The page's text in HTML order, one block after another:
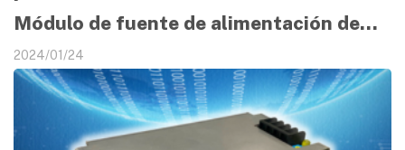
Módulo de fuente de alimentación de
350W CA CC
2024/01/24